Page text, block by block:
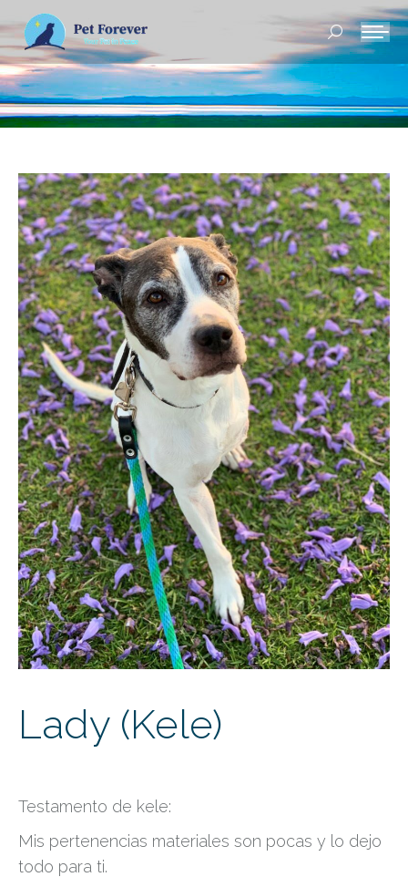
Buscar:
Lady (Kele)
Testamento de kele:
Mis pertenencias materiales son pocas y lo dejo
todo para ti.